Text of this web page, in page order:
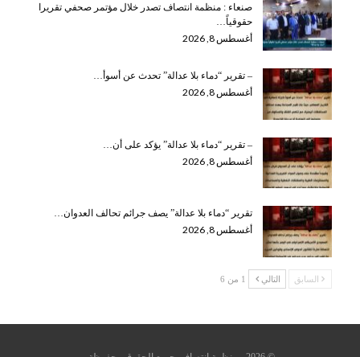
صنعاء : منظمة انتصاف تصدر خلال مؤتمر صحفي تقريرا
حقوقياً…
أغسطس 8, 2026
– تقرير “دماء بلا عدالة” تحدث عن أسوأ…
أغسطس 8, 2026
– تقرير “دماء بلا عدالة” يؤكد على أن…
أغسطس 8, 2026
تقرير “دماء بلا عدالة” يصف جرائم تحالف العدوان…
أغسطس 8, 2026
السابق التالي 1 من 6